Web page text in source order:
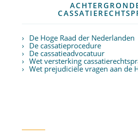
De Hoge Raad der Nederlanden
De cassatieprocedure
De cassatieadvocatuur
Wet versterking
Wet prejudiciële vragen aan de